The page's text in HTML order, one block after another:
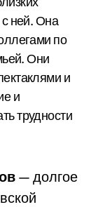
ней. Она
по
Они
и
и
трудности
— долгое